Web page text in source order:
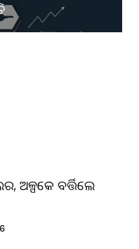
ଅଳ୍ପକେ ବର୍ତ୍ତିଲେ